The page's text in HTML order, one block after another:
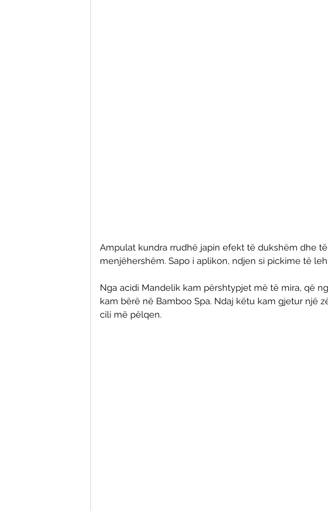
Ampulat kundra rrudhë japin efekt të dukshëm dhe të
menjëhershëm. Sapo i aplikon, ndjen si pickime të
Nga acidi Mandelik kam përshtypjet më të mira, që
kam bërë në Bamboo Spa. Ndaj këtu kam gjetur një
cili më pëlqen.